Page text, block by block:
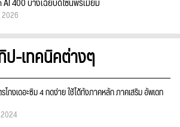
2026
ป-เทคนิคต่างๆ
โกงเดอะซิม 4 กดง่าย ใช้ได้ทั้งภาคหลัก ภาคเสริม อัพเดท